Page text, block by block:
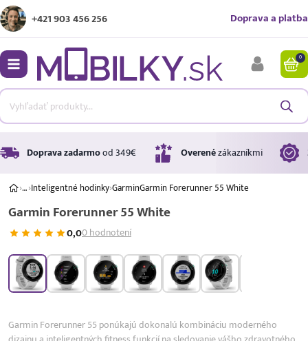
+421 903 456 256 Doprava a platba
0
Doprava zadarmood 349€ Overenézákazníkmi
›…›Inteligentné hodinky›GarminGarmin Forerunner 55 White
Garmin Forerunner 55 White
0,00 hodnotení
Úrok
17,99 %
p.a.
Garmin Forerunner 55 ponúkajú dokonalú kombináciu moderného